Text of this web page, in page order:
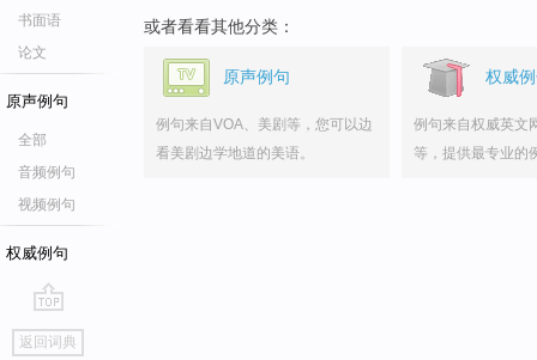
书面语
论文
原声例句
全部
音频例句
视频例句
权威例句
go
top
返回词典
或者看看其他分类：
原声例句
例句来自VOA、美剧等，您可以边
看美剧边学地道的美语。
权威
例句来自权威英文
等，提供最专业的